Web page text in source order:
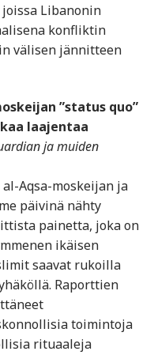
Libanonin
konfliktin
välisen jännitteen
”status quo”
laajentaa
ja muiden
Aqsa-moskeijan ja
päivinä nähty
painetta, joka on
ikäisen
saavat rukoilla
Raporttien
toimintoja
rituaaleja